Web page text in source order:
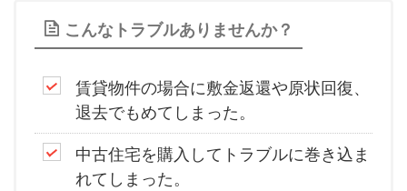
こんなトラブルありませんか？
賃貸物件の場合に敷金返還や原状回復、
退去でもめてしまった。
中古住宅を購入してトラブルに巻き込ま
れてしまった。